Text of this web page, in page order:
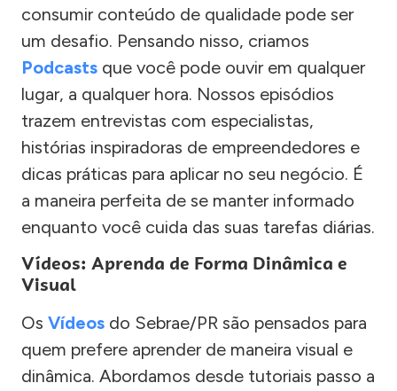
consumir conteúdo de qualidade pode ser
um desafio. Pensando nisso, criamos
Podcasts que você pode ouvir em qualquer
lugar, a qualquer hora. Nossos episódios
trazem entrevistas com especialistas,
histórias inspiradoras de empreendedores e
dicas práticas para aplicar no seu negócio. É
a maneira perfeita de se manter informado
enquanto você cuida das suas tarefas diárias.
Vídeos: Aprenda de Forma Dinâmica e
Visual
Os Vídeos do Sebrae/PR são pensados para
quem prefere aprender de maneira visual e
dinâmica. Abordamos desde tutoriais passo a